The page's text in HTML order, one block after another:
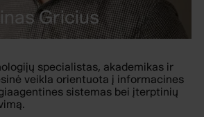
Gricius
specialistas, akademikas ir
veikla orientuota į informacines
sistemas bei įterptinių